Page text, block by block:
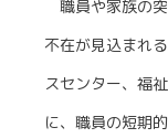
職員や家族の
不在が見込まれ
スセンター、福
に、職員の短期